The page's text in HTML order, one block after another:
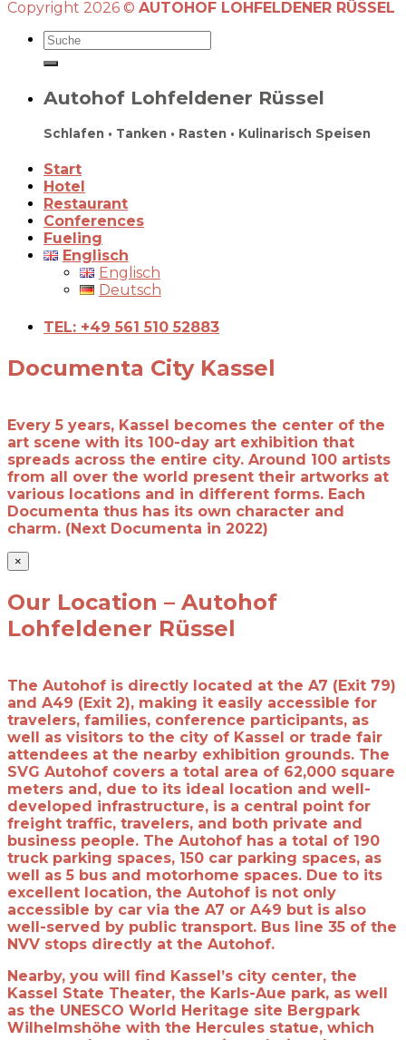
Copyright 2026 © AUTOHOF LOHFELDENER RÜSSEL
Autohof Lohfeldener Rüssel
Schlafen • Tanken • Rasten • Kulinarisch Speisen
Start
Hotel
Restaurant
Conferences
Fueling
Englisch
Englisch
Deutsch
TEL: +49 561 510 52883
Documenta City Kassel
Every 5 years, Kassel becomes the center of the
art scene with its 100-day art exhibition that
spreads across the entire city. Around 100 artists
from all over the world present their artworks at
various locations and in different forms. Each
Documenta thus has its own character and
charm. (Next Documenta in 2022)
×
Our Location – Autohof
Lohfeldener Rüssel
The Autohof is directly located at the A7 (Exit 79)
and A49 (Exit 2), making it easily accessible for
travelers, families, conference participants, as
well as visitors to the city of Kassel or trade fair
attendees at the nearby exhibition grounds. The
SVG Autohof covers a total area of 62,000 square
meters and, due to its ideal location and well-
developed infrastructure, is a central point for
freight traffic, travelers, and both private and
business people. The Autohof has a total of 190
truck parking spaces, 150 car parking spaces, as
well as 5 bus and motorhome spaces. Due to its
excellent location, the Autohof is not only
accessible by car via the A7 or A49 but is also
well-served by public transport. Bus line 35 of the
NVV stops directly at the Autohof.
Nearby, you will find Kassel’s city center, the
Kassel State Theater, the Karls-Aue park, as well
as the UNESCO World Heritage site Bergpark
Wilhelmshöhe with the Hercules statue, which